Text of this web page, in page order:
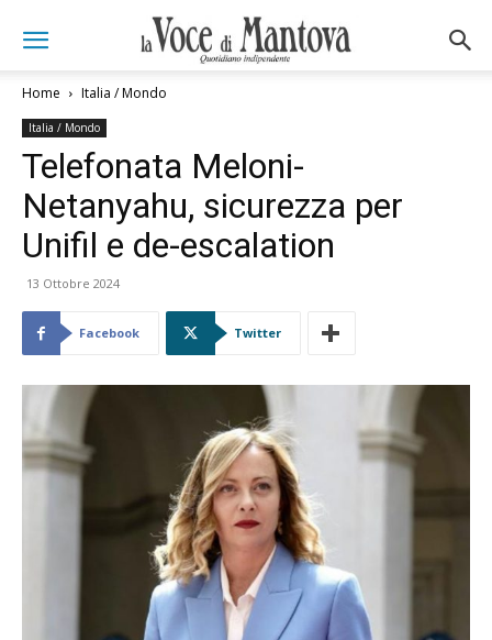
Home Italia / Mondo
Italia / Mondo
Telefonata Meloni-
Netanyahu, sicurezza per
Unifil e de-escalation
13 Ottobre 2024
Facebook Twitter